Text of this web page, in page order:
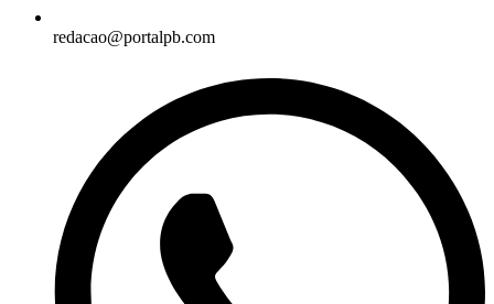
redacao@portalpb.com